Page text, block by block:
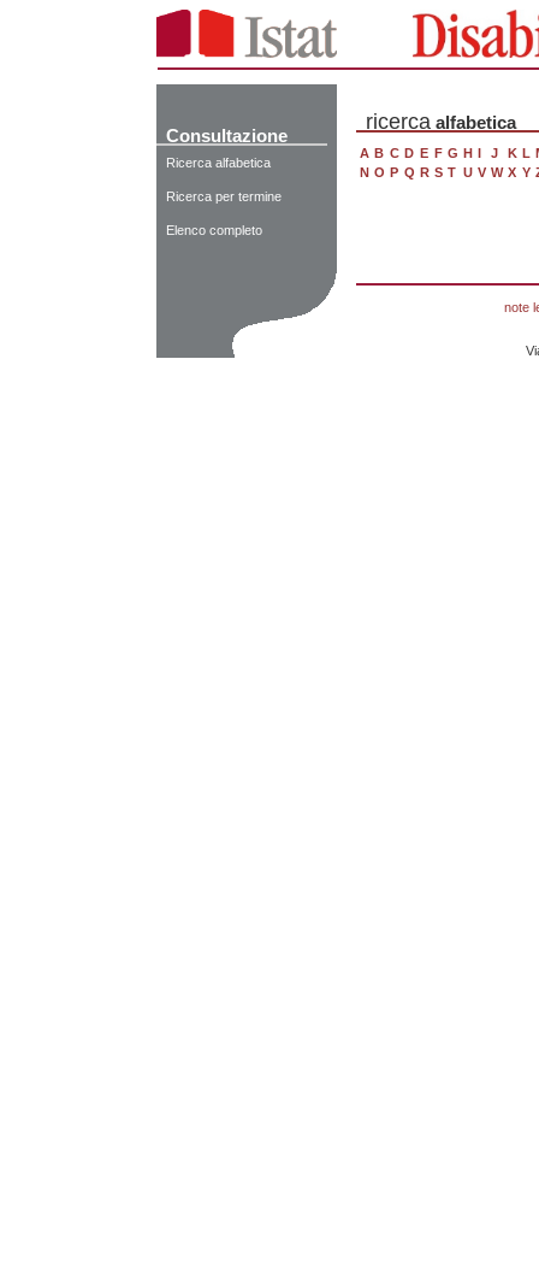
Consultazione
Ricerca alfabetica
Ricerca per termine
Elenco completo
ricerca alfabetica
A B C D E F G H I J K L
N O P Q R S T U V W X Y
note